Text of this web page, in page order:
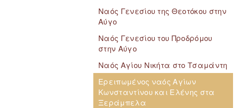
Ναός Γενεσίου της Θεοτόκου στην
Αύγο
Ναός Γενεσίου του Προδρόμου
στην Αύγο
Ναός Αγίου Νικήτα στο Τσαμάντη
Ερειπωμένος ναός Αγίων
Κωνσταντίνου και Ελένης στα
Ξεράμπελα